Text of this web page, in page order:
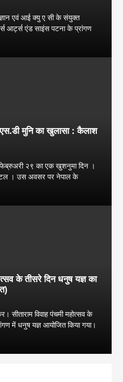
एवं आई क्यु ए सी के संयुक्त
आर्ट्स एंड साइंस पटना के प्रांगण
मुनि का खुलासा : कैलाश
२९ का एक खुशनुमा दिन ।
। उस अवसर पर नेपाल के
के तीसरे दिन धनुष यज्ञ का
सीताराम विवाह पंचमी महोत्सव के
में धनुष यज्ञ आयोजित किया गया।